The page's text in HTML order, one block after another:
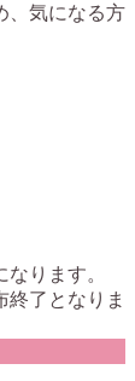
、気になる方
ります。
了となりま